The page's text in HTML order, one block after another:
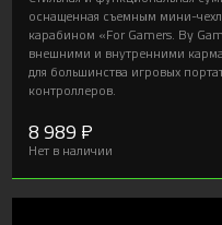
оснащенная съемным мини-
карабином «For Gamers. By
внешними и внутренними
для большинства игровых
контроллеров.
8 989 ₽
Нет в наличии